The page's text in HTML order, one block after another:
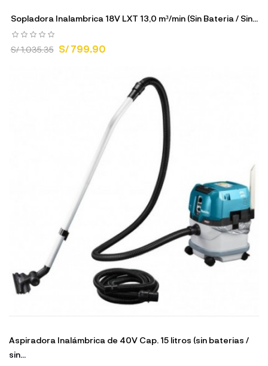
Sopladora Inalambrica 18V LXT 13,0 m³/min (Sin Bateria / Sin...
S/ 1,035.35 S/ 799.90
Aspiradora Inalámbrica de 40V Cap. 15 litros (sin baterias /
sin...